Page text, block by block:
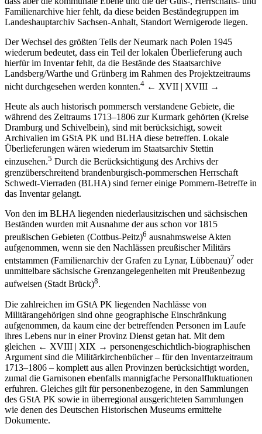
Familienarchive hier fehlt, da diese beiden Beständegruppen im
Landeshauptarchiv Sachsen-Anhalt, Standort Wernigerode liegen.
Der Wechsel des größten Teils der Neumark nach Polen 1945
wiederum bedeutet, dass ein Teil der lokalen Überlieferung auch
hierfür im Inventar fehlt, da die Bestände des Staatsarchive
Landsberg/Warthe und Grünberg im Rahmen des Projektzeitraums
nicht durchgesehen werden konnten.4 ← XVII | XVIII →
Heute als auch historisch pommersch verstandene Gebiete, die
während des Zeitraums 1713–1806 zur Kurmark gehörten (Kreise
Dramburg und Schivelbein), sind mit berücksichigt, soweit
Archivalien im GStA PK und BLHA diese betreffen. Lokale
Überlieferungen wären wiederum im Staatsarchiv Stettin
einzusehen.5 Durch die Berücksichtigung des Archivs der
grenzüberschreitend brandenburgisch-pommerschen Herrschaft
Schwedt-Vierraden (BLHA) sind ferner einige Pommern-Betreffe in
das Inventar gelangt.
Von den im BLHA liegenden niederlausitzischen und sächsischen
Beständen wurden mit Ausnahme der aus schon vor 1815
preußischen Gebieten (Cottbus-Peitz)6 ausnahmsweise Akten
aufgenommen, wenn sie den Nachlässen preußischer Militärs
entstammen (Familienarchiv der Grafen zu Lynar, Lübbenau)7 oder
unmittelbare sächsische Grenzangelegenheiten mit Preußenbezug
aufweisen (Stadt Brück)8.
Die zahlreichen im GStA PK liegenden Nachlässe von
Militärangehörigen sind ohne geographische Einschränkung
aufgenommen, da kaum eine der betreffenden Personen im Laufe
ihres Lebens nur in einer Provinz Dienst getan hat. Mit dem
gleichen ← XVIII | XIX → personengeschichtlich-biographischen
Argument sind die Militärkirchenbücher – für den Inventarzeitraum
1713–1806 – komplett aus allen Provinzen berücksichtigt worden,
zumal die Garnisonen ebenfalls mannigfache Personalfluktuationen
erfuhren. Gleiches gilt für personenbezogene, in den Sammlungen
des GStA PK sowie in überregional ausgerichteten Sammlungen
wie denen des Deutschen Historischen Museums ermittelte
Dokumente.